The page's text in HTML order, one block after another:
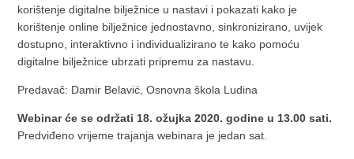
korištenje digitalne bilježnice u nastavi i pokazati kako je
korištenje online bilježnice jednostavno, sinkronizirano, uvijek
dostupno, interaktivno i individualizirano te kako pomoću
digitalne bilježnice ubrzati pripremu za nastavu.
Predavač: Damir Belavić, Osnovna škola Ludina
Webinar će se održati 18. ožujka 2020. godine u 13.00 sati.
Predviđeno vrijeme trajanja webinara je jedan sat.